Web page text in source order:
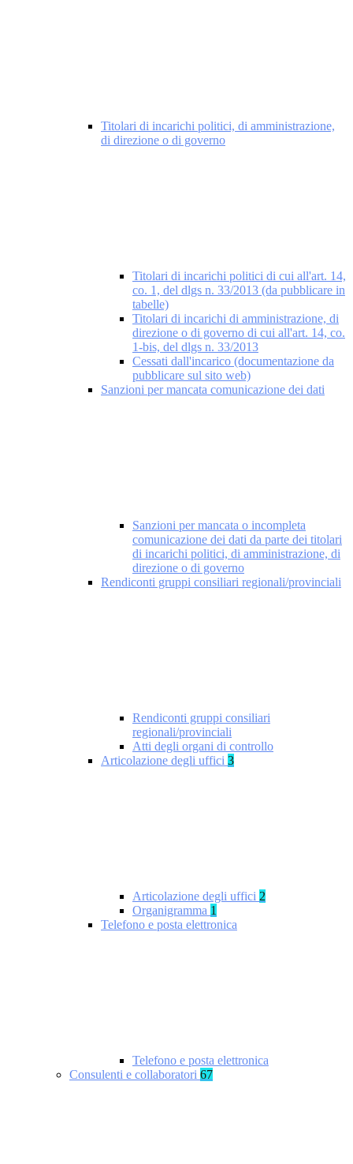
Titolari di incarichi politici, di amministrazione,
di direzione o di governo
Titolari di incarichi politici di cui all'art. 14,
co. 1, del dlgs n. 33/2013 (da pubblicare in
tabelle)
Titolari di incarichi di amministrazione, di
direzione o di governo di cui all'art. 14, co.
1-bis, del dlgs n. 33/2013
Cessati dall'incarico (documentazione da
pubblicare sul sito web)
Sanzioni per mancata comunicazione dei dati
Sanzioni per mancata o incompleta
comunicazione dei dati da parte dei titolari
di incarichi politici, di amministrazione, di
direzione o di governo
Rendiconti gruppi consiliari regionali/provinciali
Rendiconti gruppi consiliari
regionali/provinciali
Atti degli organi di controllo
Articolazione degli uffici 3
Articolazione degli uffici 2
Organigramma 1
Telefono e posta elettronica
Telefono e posta elettronica
Consulenti e collaboratori 67